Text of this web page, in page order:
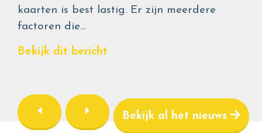
kaarten is best lastig. Er zijn meerdere
factoren die…
Bekijk dit bericht
Bekijk al het nieuws